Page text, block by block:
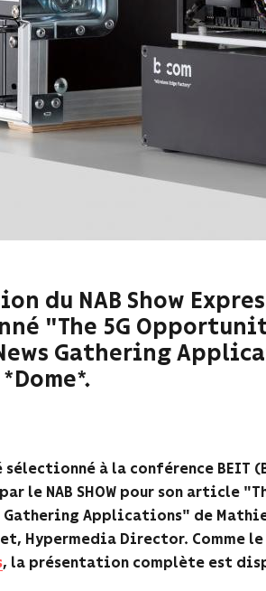
du NAB Show
"The 5G
Gathering
sélectionné à la conférence
par le NAB SHOW pour son article
Gathering Applications" de
Hypermedia Director. Comme
, la présentation complète est